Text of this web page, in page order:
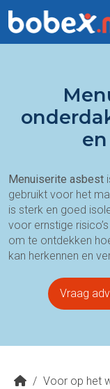
Menuiserite asbest
gebruikt voor het
is sterk en goed
voor ernstige
om te ontdekken
kan herkennen en
Vraag
/ Voor op het